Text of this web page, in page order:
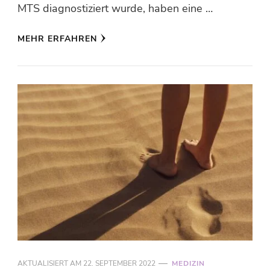
MTS diagnostiziert wurde, haben eine …
MEHR ERFAHREN
AKTUALISIERT AM 22. SEPTEMBER 2022 MEDIZIN